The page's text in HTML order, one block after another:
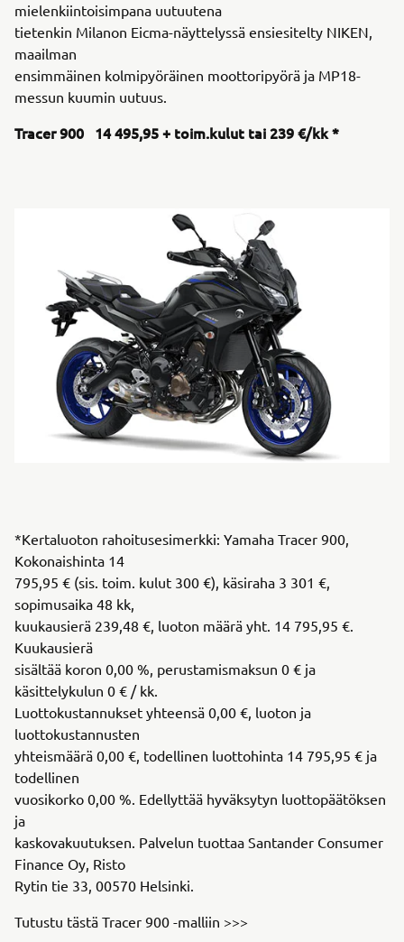
mielenkiintoisimpana uutuutena
tietenkin Milanon Eicma-näyttelyssä ensiesitelty NIKEN,
maailman
ensimmäinen kolmipyöräinen moottoripyörä ja MP18-
messun kuumin uutuus.
Tracer 900 14 495,95 + toim.kulut tai 239 €/kk *
*Kertaluoton rahoitusesimerkki: Yamaha Tracer 900,
Kokonaishinta 14
795,95 € (sis. toim. kulut 300 €), käsiraha 3 301 €,
sopimusaika 48 kk,
kuukausierä 239,48 €, luoton määrä yht. 14 795,95 €.
Kuukausierä
sisältää koron 0,00 %, perustamismaksun 0 € ja
käsittelykulun 0 € / kk.
Luottokustannukset yhteensä 0,00 €, luoton ja
luottokustannusten
yhteismäärä 0,00 €, todellinen luottohinta 14 795,95 € ja
todellinen
vuosikorko 0,00 %. Edellyttää hyväksytyn luottopäätöksen
ja
kaskovakuutuksen. Palvelun tuottaa Santander Consumer
Finance Oy, Risto
Rytin tie 33, 00570 Helsinki.
Tutustu tästä Tracer 900 -malliin >>>